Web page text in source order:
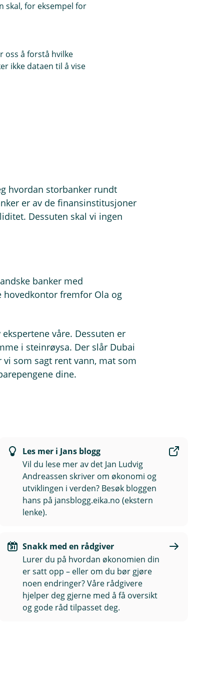
folk som kjenner deg! Eika-
Og ja, vår minste
vent på at banken ringer deg.
ta gjerne en tur innom
hvordan storbanker rundt
er av de finansinstitusjoner
Dessuten skal vi ingen
banker med
fremfor Ola og
våre. Dessuten er
i steinrøysa. Der slår Dubai
som sagt rent vann, mat som
dine.
Les mer i Jans blogg
Vil du lese mer av det Jan Ludvig
Andreassen skriver om økonomi og
utviklingen i verden? Besøk bloggen
hans på jansblogg.eika.no (ekstern
lenke).
Snakk med en rådgiver
Lurer du på hvordan økonomien din
er satt opp – eller om du bør gjøre
noen endringer? Våre rådgivere
hjelper deg gjerne med å få oversikt
og gode råd tilpasset deg.
skal, for eksempel for
oss å forstå hvilke
ikke dataen til å vise